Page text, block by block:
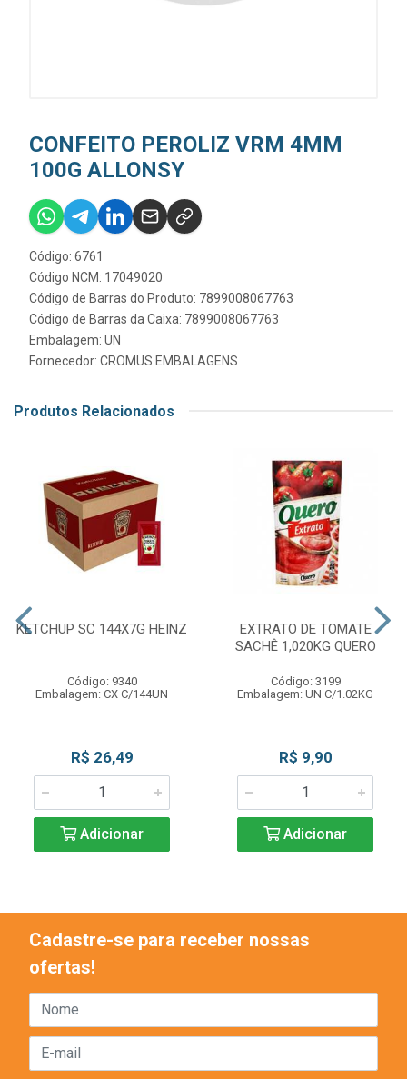
CONFEITO PEROLIZ VRM 4MM
100G ALLONSY
Código: 6761
Código NCM: 17049020
Código de Barras do Produto: 7899008067763
Código de Barras da Caixa: 7899008067763
Embalagem: UN
Fornecedor: CROMUS EMBALAGENS
Produtos Relacionados
KETCHUP SC 144X7G HEINZ
Código: 9340
Embalagem: CX C/144UN
R$ 26,49
Adicionar
EXTRATO DE TOMATE
SACHÊ 1,020KG QUERO
Código: 3199
Embalagem: UN C/1.02KG
R$ 9,90
Adicionar
Cadastre-se para receber nossas
ofertas!